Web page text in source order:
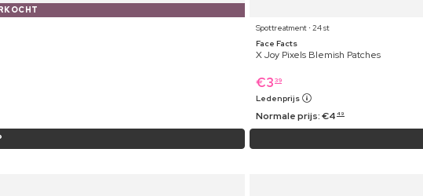
Spottreatment ⋅ 24 st
Face Facts
X Joy Pixels Blemish Patches
€3 39
Ledenprijs
Normale prijs:€4 49